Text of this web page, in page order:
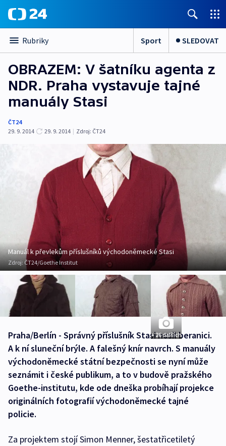
Rubriky Sport SLEDOVAT
OBRAZEM: V šatníku agenta z
NDR. Praha vystavuje tajné
manuály Stasi
ČT24
29. 9. 2014
29. 9. 2014 | Zdroj: ČT24
Manuál k převlekům příslušníků východoněmecké Stasi
Zdroj:ČT24/Goethe Institut
+ 26 dalších
Praha/Berlín - Správný příslušník Stasi nosil beranici.
A k ní sluneční brýle. A falešný knír navrch. S manuály
východoněmecké státní bezpečnosti se nyní může
seznámit i české publikum, a to v budově pražského
Goethe-institutu, kde ode dneška probíhají projekce
originálních fotografií východoněmecké tajné
policie.
Za projektem stojí Simon Menner, šestatřicetiletý